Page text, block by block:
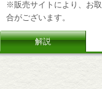
※販売サイトにより、お
合がございます。
解説